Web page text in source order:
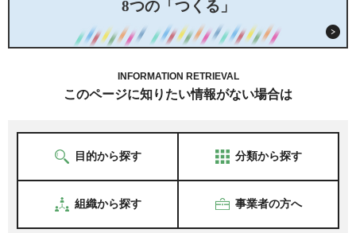
8つの「つくる」
INFORMATION RETRIEVAL
このページに知りたい情報がない場合は
目的から探す 分類から探す
組織から探す 事業者の方へ